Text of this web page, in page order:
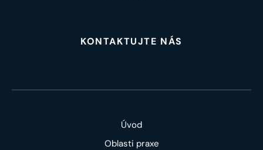
KONTAKTUJTE NÁS
Úvod
Oblasti praxe